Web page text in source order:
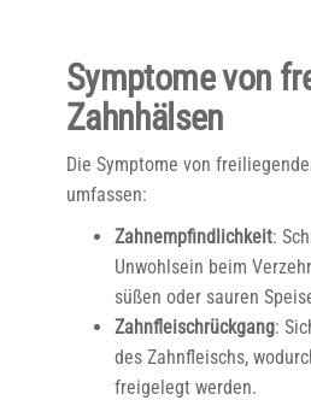
Symptome von
Zahnhälsen
Die Symptome von
umfassen:
Zahnempfindlichkeit:
Unwohlsein beim
süßen oder sauren
Zahnfleischrückgang:
des Zahnfleischs,
freigelegt werden.